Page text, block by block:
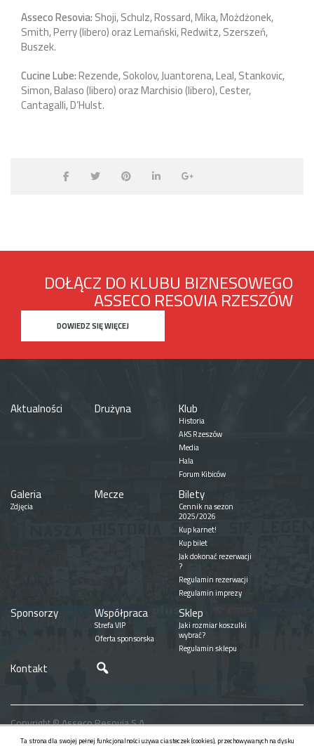
Asseco Resovia:Shoji, Schulz, Rossard, Mika, Możdżonek,
Smith, Perry (libero) oraz Lemański, Redwitz, Szerszeń,
Buszek.
Cucine Lube:Rezende, Sokolov, Juantorena, Leal, Stankovic,
Simon, Balaso (libero) oraz Marchisio (libero), Cester,
Cantagalli, D’Hulst.
DOŁĄCZ DO KLUBU BIZNESOWEGO
ASSECO RESOVIA RZESZÓW
DOWIEDZ SIĘ WIĘCEJ
Aktualności Drużyna Klub
Historia
AKS Rzeszów
Media
Hala
Forum Kibiców
Galeria
Zdjęcia
Mecze Bilety
Cennik na sezon
2025/2026
Kup karnet!
Kup bilet
Jak dokonać rezerwacji
?
Regulamin rezerwacji
Regulamin imprezy
Sponsorzy Współpraca
Strefa VIP
Oferta sponsorska
Sklep
Jaki rozmiar koszulki
wybrać?
Regulamin sklepu
Kontakt
Copyright © Asseco Resovia S.A.
Realizacja
Ta strona dla swojej pełnej funkcjonalności używa ciasteczek (cookies), przechowywanych na dysku